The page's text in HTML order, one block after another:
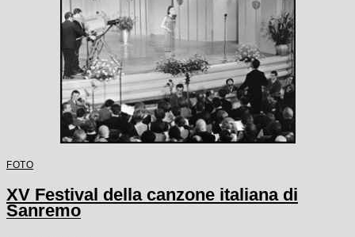
FOTO
XV Festival della canzone italiana di
Sanremo